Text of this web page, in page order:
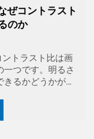
ぜコントラスト
のか
トラスト比は画
つです。明るさ
るかどうかが、